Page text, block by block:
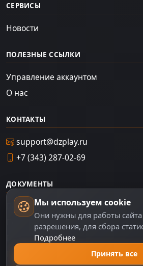
СЕРВИСЫ
Новости
ПОЛЕЗНЫЕ ССЫЛКИ
Управление аккаунтом
О нас
КОНТАКТЫ
support@dzplay.ru
+7 (343) 287-02-69
ДОКУМЕНТЫ
Пользовательское соглашение
Политика персональных данных
Правила оплаты
Мы используем cookie
Они нужны для работы сайта
разрешения, для сбора
Подробнее
Принять все